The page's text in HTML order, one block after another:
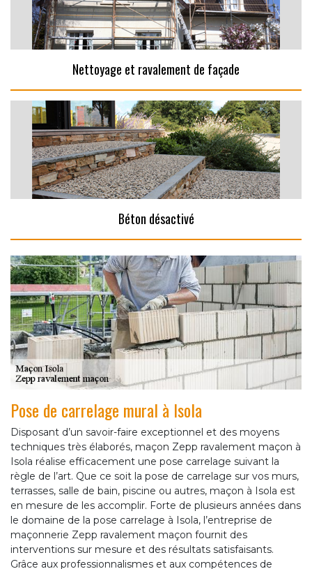
Nettoyage et ravalement de façade
Béton désactivé
Pose de carrelage mural à Isola
Disposant d’un savoir-faire exceptionnel et des moyens
techniques très élaborés, maçon Zepp ravalement maçon à
Isola réalise efficacement une pose carrelage suivant la
règle de l’art. Que ce soit la pose de carrelage sur vos murs,
terrasses, salle de bain, piscine ou autres, maçon à Isola est
en mesure de les accomplir. Forte de plusieurs années dans
le domaine de la pose carrelage à Isola, l’entreprise de
maçonnerie Zepp ravalement maçon fournit des
interventions sur mesure et des résultats satisfaisants.
Grâce aux professionnalismes et aux compétences de